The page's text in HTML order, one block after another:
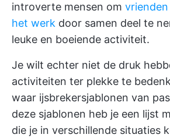
introverte mensen om
het werk door samen deel te
leuke en boeiende activiteit.
Je wilt echter niet de druk
activiteiten ter plekke te
waar ijsbrekersjablonen van
deze sjablonen heb je een lijst
die je in verschillende situaties